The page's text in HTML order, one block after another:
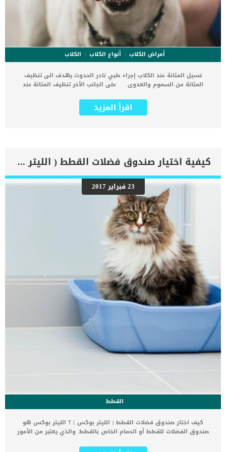
أمراض الكلاب أنواع الكلاب
الكلاب
غسيل المثانة عند الكلاب إجراء طبي نادر الحدوث يهدف الى تنظيف
المثانة من السموم والعدوى. على الجانب الآخر تنظيف المثانة عند
للإصابات. يشيع غسيل المثانة عند البشر خصوصا هؤلاء الذين يعيشون
بقسطرة بولية طويلة الأمد لكنه قليلا ما يحدث بين الكلاب. اقرأ ايضا: الدم
الأدوات المستخدمة فى هذا الإجراء ويد الطبيب البيطرى امر هام
وضرورى جدا.يتم تمرير قسطرة بولية معقمة الى مثانة الكلب.كما يتم
قياس طول القسطرة البولية مسبقًا بحيث يتوقف الطبيب عن تمرير
القسطرة بمجرد أن يصل الى المثانة.يتم تفريغ المثانة فى القسطرة
البولية التى تم تركيبها.بعد ذلك يتم ضخ كمية من المحلول الملحي المعقم
ببطء و باعتدال.ثم يتم تفريغ المثانة من المحلول الملحى مرة اخرى الى
القسطرة البولية.يتم تكرار هذا الملئ والافراغ بالمحلول الملحي حتى يتم
غسيل مثانة الكلب. أثبتت بعض الدراسات ان غسيل المثانة في حالة حدوث
العدوى أمر غير مجدي تماما, حيث ان اغسل المثانة يمكن ان […]
اقرأ المزيد
كيفية اختيار صندوق فضلات القطط ( الليتر بوكس )
23 فبراير 2017
القطط
كيف اختار صندوق فضلات القطط ( الليتر بوكس ) ؟ الليتر بوكس هو
صندوق الفضلات للقطط أو الحمام الخاص بالقطط. والذي يعتبر من الأمور
الليتر بوكس الخاص بالقطط يأتي الليتر بوكس في أشكال وأنواع معينة.